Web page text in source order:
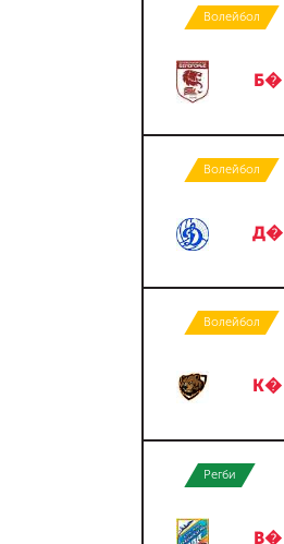
Волейбол
Б�
Волейбол
Д�
Волейбол
К�
Регби
В�